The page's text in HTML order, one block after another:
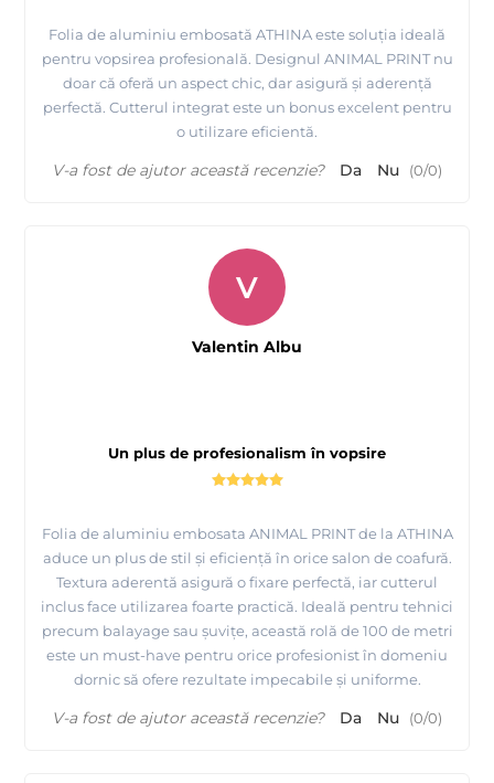
Folia de aluminiu embosată ATHINA este soluția ideală
pentru vopsirea profesională. Designul ANIMAL PRINT nu
doar că oferă un aspect chic, dar asigură și aderență
perfectă. Cutterul integrat este un bonus excelent pentru
o utilizare eficientă.
V-a fost de ajutor această recenzie? Da Nu (0/0)
Un plus de profesionalism în vopsire
Folia de aluminiu embosata ANIMAL PRINT de la ATHINA
aduce un plus de stil și eficiență în orice salon de coafură.
Textura aderentă asigură o fixare perfectă, iar cutterul
inclus face utilizarea foarte practică. Ideală pentru tehnici
precum balayage sau șuvițe, această rolă de 100 de metri
este un must-have pentru orice profesionist în domeniu
dornic să ofere rezultate impecabile și uniforme.
V
Valentin Albu
V-a fost de ajutor această recenzie? Da Nu (0/0)